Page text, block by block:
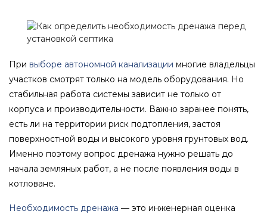
При выборе автономной канализации многие владельцы
участков смотрят только на модель оборудования. Но
стабильная работа системы зависит не только от
корпуса и производительности. Важно заранее понять,
есть ли на территории риск подтопления, застоя
поверхностной воды и высокого уровня грунтовых вод.
Именно поэтому вопрос дренажа нужно решать до
начала земляных работ, а не после появления воды в
котловане.
Необходимость дренажа — это инженерная оценка